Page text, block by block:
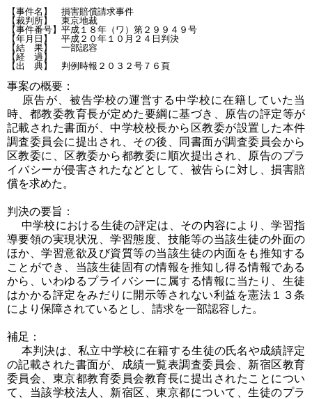
【事件名】　損害賠償請求事件
【裁判所】　東京地裁
【事件番号】平成１８年（ワ）第２９９４９号
【年月日】　平成２０年１０月２４日判決
【結　果】　一部認容
【経　過】
事案の概要：
原告が、被告学校の運営する中学校に在籍していた当
時、都教委教育長が定めた要綱に基づき、原告の評定等が
記載された書面が、中学校校長から区教委が設置した本件
調査委員会に提出され、その後、同書面が調査委員会から
区教委に、区教委から都教委に順次提出され、原告のプラ
イバシーが侵害されたなどとして、被告らに対し、損害賠
償を求めた。
判決の要旨：
中学校における生徒の評定は、その内容により、学習指
導要領の実現状況、学習態度、技能等の当該生徒の外面の
ほか、学習意欲及び資質等の当該生徒の内面をも推知する
ことができ、当該生徒固有の情報を推知し得る情報である
から、いわゆるプライバシーに属する情報に当たり、生徒
はかかる評定をみだりに開示等されない利益を憲法１３条
により保障されているとし、請求を一部認容した。
補足：
本判決は、私立中学校に在籍する生徒の氏名や成績評定
の記載された書面が、成績一覧表調査委員会、新宿区教育
委員会、東京都教育委員会教育長に提出されたことについ
て、当該学校法人、新宿区、東京都について、生徒のプラ